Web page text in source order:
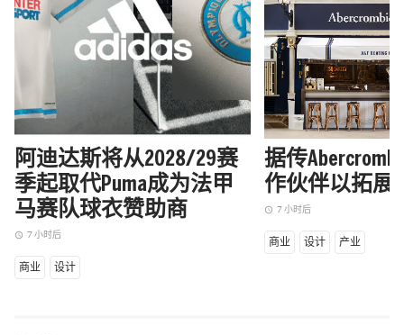
阿迪达斯将从2028/29赛
季起取代Puma成为法甲
马赛队球衣赞助商
access_time 7 小时后
商业 设计
据传
作伙伴以拓展
access_time 7 小时后
商业 设计 产业